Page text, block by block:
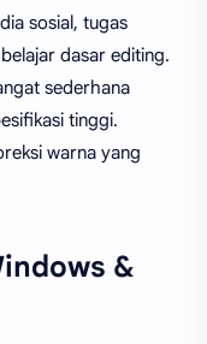
sosial, tugas
dasar editing.
sederhana
tinggi.
warna yang
&